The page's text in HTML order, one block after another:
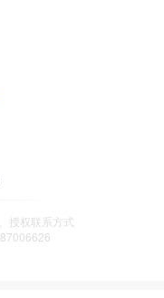
授权联系方式